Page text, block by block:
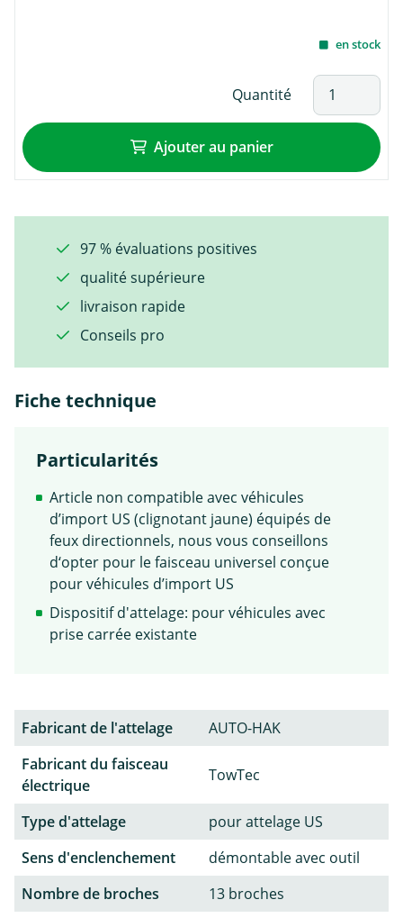
en stock
Quantité
Ajouter au panier
97 % évaluations positives
qualité supérieure
livraison rapide
Conseils pro
Fiche technique
Particularités
Article non compatible avec véhicules
d’import US (clignotant jaune) équipés de
feux directionnels, nous vous conseillons
d‘opter pour le faisceau universel conçue
pour véhicules d’import US
Dispositif d'attelage: pour véhicules avec
prise carrée existante
Fabricant de l'attelage
AUTO-HAK
Fabricant du faisceau
électrique
TowTec
Type d'attelage
pour attelage US
Sens d'enclenchement
démontable avec outil
Nombre de broches
13 broches